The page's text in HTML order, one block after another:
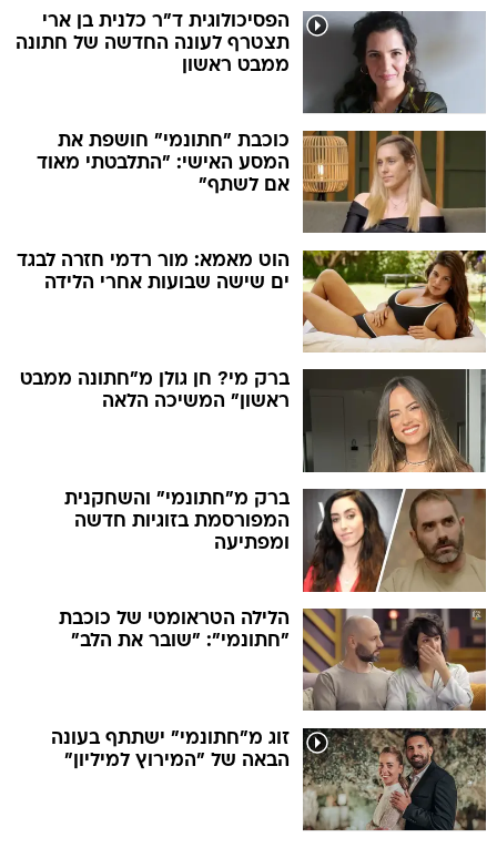
הפסיכולוגית ד"ר כלנית בן ארי
תצטרף לעונה החדשה של חתונה
ממבט ראשון
כוכבת "חתונמי" חושפת את
המסע האישי: "התלבטתי מאוד
אם לשתף"
הוט מאמא: מור רדמי חזרה לבגד
ים שישה שבועות אחרי הלידה
ברק מי? חן גולן מ"חתונה ממבט
ראשון" המשיכה הלאה
ברק מ"חתונמי" והשחקנית
המפורסמת בזוגיות חדשה
ומפתיעה
הלילה הטראומטי של כוכבת
"חתונמי": "שובר את הלב"
זוג מ"חתונמי" ישתתף בעונה
הבאה של "המירוץ למיליון"